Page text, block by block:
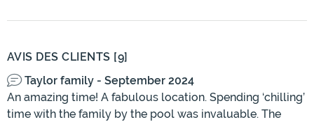
AVIS DES CLIENTS [9]
Taylor family - September 2024
An amazing time! A fabulous location. Spending ‘chilling’
time with the family by the pool was invaluable. The